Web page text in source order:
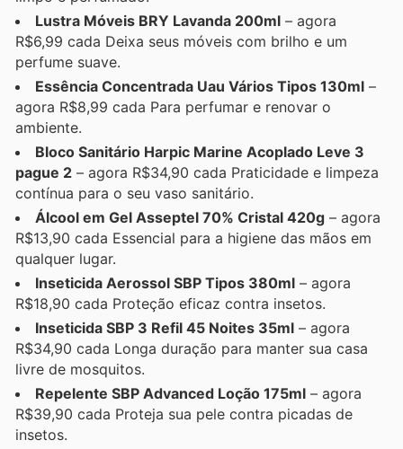
Lustra Móveis BRY Lavanda 200ml – agora
R$6,99 cada Deixa seus móveis com brilho e um
perfume suave.
Essência Concentrada Uau Vários Tipos 130ml –
agora R$8,99 cada Para perfumar e renovar o
ambiente.
Bloco Sanitário Harpic Marine Acoplado Leve 3
pague 2 – agora R$34,90 cada Praticidade e limpeza
contínua para o seu vaso sanitário.
Álcool em Gel Asseptel 70% Cristal 420g – agora
R$13,90 cada Essencial para a higiene das mãos em
qualquer lugar.
Inseticida Aerossol SBP Tipos 380ml – agora
R$18,90 cada Proteção eficaz contra insetos.
Inseticida SBP 3 Refil 45 Noites 35ml – agora
R$34,90 cada Longa duração para manter sua casa
livre de mosquitos.
Repelente SBP Advanced Loção 175ml – agora
R$39,90 cada Proteja sua pele contra picadas de
insetos.